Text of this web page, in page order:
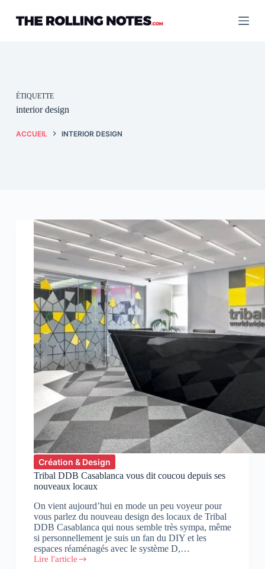
contenu
ÉTIQUETTE
interior design
ACCUEIL INTERIOR DESIGN
Création & Design
Tribal DDB Casablanca vous dit coucou depuis ses
nouveaux locaux
On vient aujourd’hui en mode un peu voyeur pour
vous parlez du nouveau design des locaux de Tribal
DDB Casablanca qui nous semble très sympa, même
si personnellement je suis un fan du DIY et les
espaces réaménagés avec le système D,…
Lire l'article
Tribal